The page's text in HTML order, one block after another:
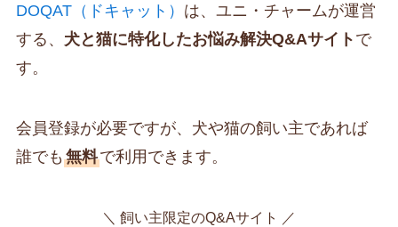
DOQAT（ドキャット） は、ユニ・チャームが運営
する、 犬と猫に特化したお悩み解決Q&Aサイト で
す。
会員登録が必要ですが、犬や猫の飼い主であれば
誰でも 無料で利用できます。
＼ 飼い主限定のQ&Aサイト ／